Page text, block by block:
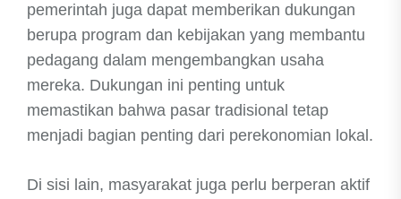
pemerintah juga dapat memberikan dukungan
berupa program dan kebijakan yang membantu
pedagang dalam mengembangkan usaha
mereka. Dukungan ini penting untuk
memastikan bahwa pasar tradisional tetap
menjadi bagian penting dari perekonomian lokal.
Di sisi lain, masyarakat juga perlu berperan aktif